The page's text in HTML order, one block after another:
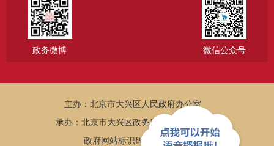
政务微博 微信公众号
主办：北京市大兴区人民政府办公室
承办：北京市大兴区政务服务和数据管理局
政府网站标识码：1101150005